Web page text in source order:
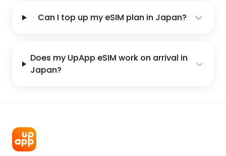
Can I top up my eSIM plan in Japan?
Does my UpApp eSIM work on arrival in
Japan?